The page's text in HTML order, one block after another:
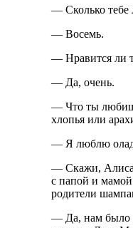
— Сколько тебе
— Восемь.
— Нравится ли
— Да, очень.
— Что ты
хлопья или
— Я люблю
— Скажи,
с папой и
родители
— Да, нам было